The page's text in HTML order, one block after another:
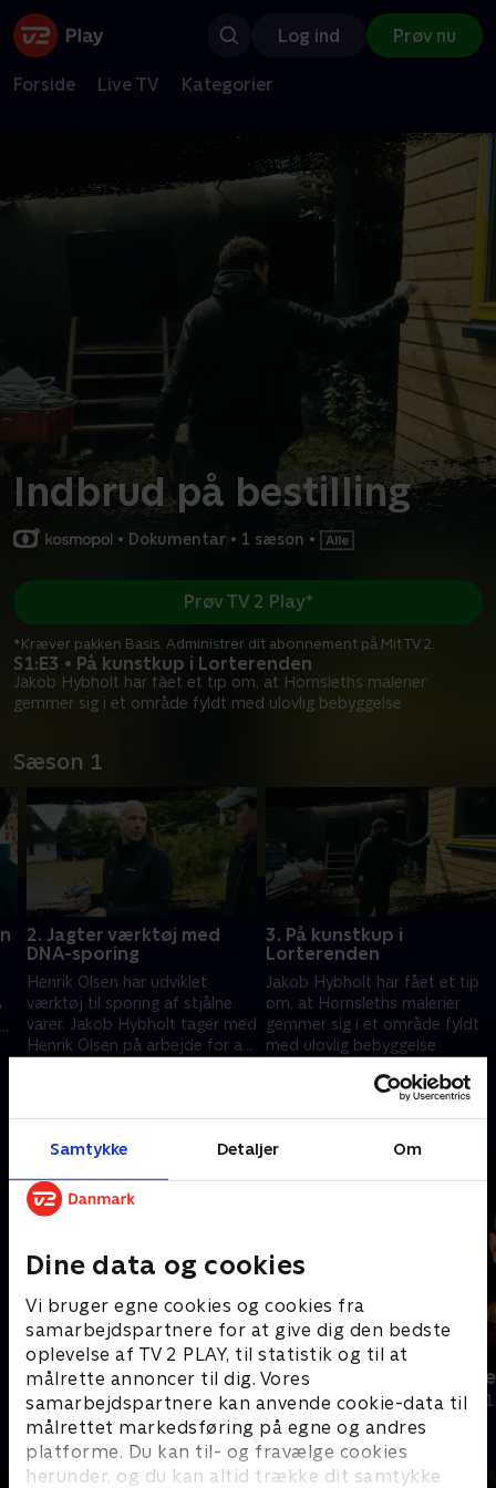
Samtykke Detaljer Om
Dine data og cookies
Vi bruger egne cookies og cookies fra
samarbejdspartnere for at give dig den bedste
oplevelse af TV 2 PLAY, til statistik og til at
målrette annoncer til dig. Vores
samarbejdspartnere kan anvende cookie-data til
målrettet markedsføring på egne og andres
platforme. Du kan til- og fravælge cookies
herunder, og du kan altid trække dit samtykke
Log ind Prøv nu
Forside Live TV Kategorier
Indbrud på bestilling
• Dokumentar • 1 sæson •
S1:E3 • På kunstkup i Lorterenden
Jakob Hybholt har fået et tip om, at Hornsleths malerier
gemmer sig i et område fyldt med ulovlig bebyggelse
Prøv TV 2 Play*
*Kræver pakken Basis. Administrer dit abonnement på Mit TV 2.
Sæson 1
2. Jagter værktøj med
DNA-sporing
Henrik Olsen har udviklet
værktøj til sporing af stjålne
varer. Jakob Hybholt tager med
Henrik Olsen på arbejde for at
3. På kunstkup i
Lorterenden
Jakob Hybholt har fået et tip
om, at Hornsleths malerier
gemmer sig i et område fyldt
med ulovlig bebyggelse
29. september 2024 • 18 min
Besat af svindel
Dokumentar
En eks-
Dokumentar •